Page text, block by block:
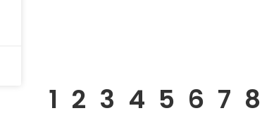
1 2 3 4 5 6 7 8